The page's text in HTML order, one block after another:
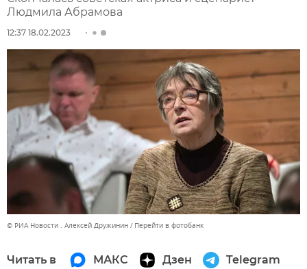
Людмила Абрамова
12:37 18.02.2023
© РИА Новости . Алексей Дружинин Перейти в фотобанк
Читать в МАКС Дзен Telegram